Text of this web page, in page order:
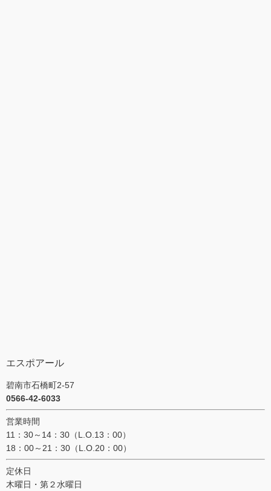
エスポアール
碧南市石橋町2-57
0566-42-6033
営業時間
11：30～14：30（L.O.13：00）
18：00～21：30（L.O.20：00）
定休日
木曜日・第２水曜日